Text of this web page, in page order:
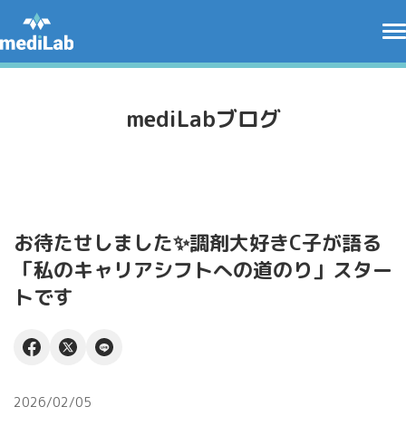
mediLabブログ
お待たせしました✨調剤大好きC子が語る
「私のキャリアシフトへの道のり」スター
トです
2026/02/05